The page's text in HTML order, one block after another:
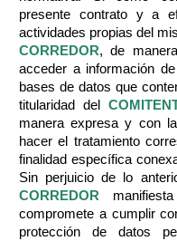
presente contrato y a
actividades propias del
CORREDOR, de
acceder a información
bases de datos que
titularidad del
manera expresa y con
hacer el tratamiento
finalidad específica
Sin perjuicio de lo
CORREDOR
compromete a cumplir
protección de datos